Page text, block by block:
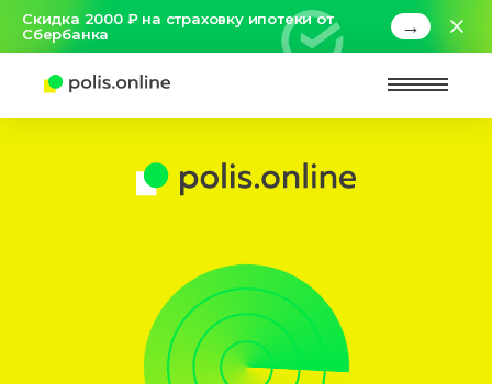
Скидка 2000 ₽ на страховку ипотеки от
Сбербанка
→